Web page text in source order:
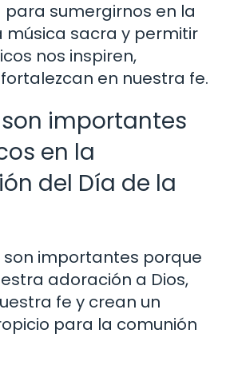
sumergirnos en la
música sacra y permitir
nos inspiren,
en nuestra fe.
son importantes
en la
del Día de la
son importantes porque
adoración a Dios,
fe y crean un
para la comunión